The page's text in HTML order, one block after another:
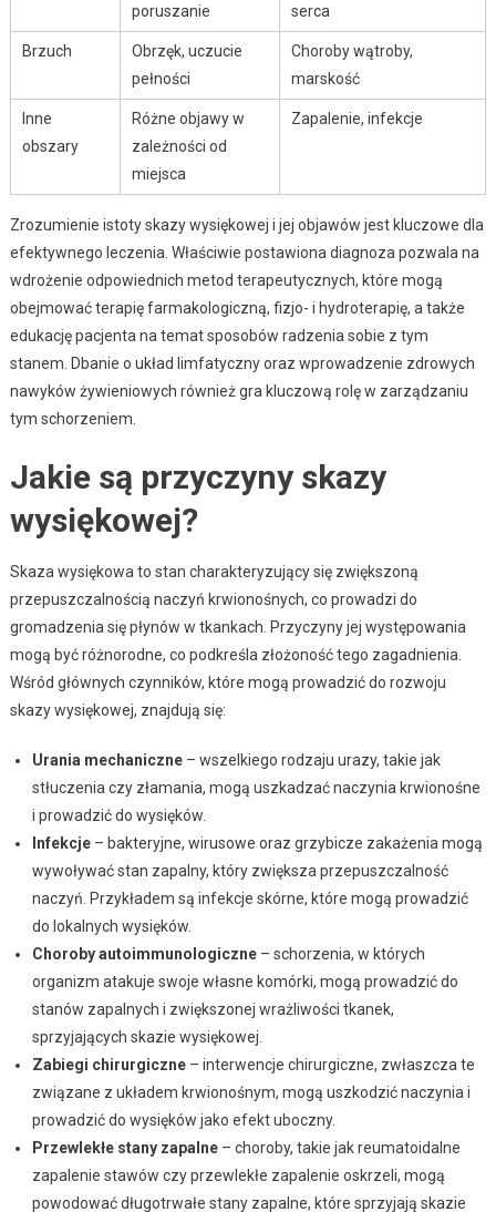
poruszanie
serca
Brzuch
Obrzęk, uczucie
pełności
Choroby wątroby,
marskość
Inne
obszary
Różne objawy w
zależności od
miejsca
Zapalenie, infekcje
Zrozumienie istoty skazy wysiękowej i jej objawów jest kluczowe dla
efektywnego leczenia. Właściwie postawiona diagnoza pozwala na
wdrożenie odpowiednich metod terapeutycznych, które mogą
obejmować terapię farmakologiczną, fizjo- i hydroterapię, a także
edukację pacjenta na temat sposobów radzenia sobie z tym
stanem. Dbanie o układ limfatyczny oraz wprowadzenie zdrowych
nawyków żywieniowych również gra kluczową rolę w zarządzaniu
tym schorzeniem.
Jakie są przyczyny skazy
wysiękowej?
Skaza wysiękowa to stan charakteryzujący się zwiększoną
przepuszczalnością naczyń krwionośnych, co prowadzi do
gromadzenia się płynów w tkankach. Przyczyny jej występowania
mogą być różnorodne, co podkreśla złożoność tego zagadnienia.
Wśród głównych czynników, które mogą prowadzić do rozwoju
skazy wysiękowej, znajdują się:
Urania mechaniczne– wszelkiego rodzaju urazy, takie jak
stłuczenia czy złamania, mogą uszkadzać naczynia krwionośne
i prowadzić do wysięków.
Infekcje– bakteryjne, wirusowe oraz grzybicze zakażenia mogą
wywoływać stan zapalny, który zwiększa przepuszczalność
naczyń. Przykładem są infekcje skórne, które mogą prowadzić
do lokalnych wysięków.
Choroby autoimmunologiczne– schorzenia, w których
organizm atakuje swoje własne komórki, mogą prowadzić do
stanów zapalnych i zwiększonej wrażliwości tkanek,
sprzyjających skazie wysiękowej.
Zabiegi chirurgiczne– interwencje chirurgiczne, zwłaszcza te
związane z układem krwionośnym, mogą uszkodzić naczynia i
prowadzić do wysięków jako efekt uboczny.
Przewlekłe stany zapalne– choroby, takie jak reumatoidalne
zapalenie stawów czy przewlekłe zapalenie oskrzeli, mogą
powodować długotrwałe stany zapalne, które sprzyjają skazie